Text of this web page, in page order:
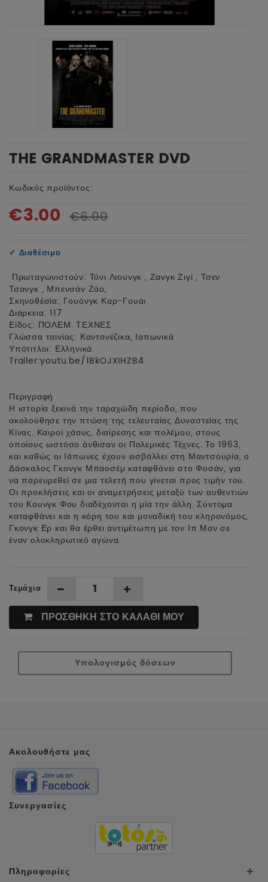
THE GRANDMASTER DVD
Κωδικός προϊόντος:
€3.00 €6.00
✓ Διαθέσιμο
Πρωταγωνιστούν: Τόνι Λιουνγκ , Ζανγκ Ζιγί , Τσεν
Τσανγκ , Μπενσάν Ζάο,
Σκηνοθέσία: Γουόνγκ Καρ-Γουάι
Διάρκεια: 117
Είδος: ΠΟΛΕΜ. ΤΕΧΝΕΣ
Γλώσσα ταινίας: Καντονέζικα, Ιαπωνικά
Υπότιτλοι: Ελληνικά
Trailer:youtu.be/1BkOJXIHZB4
Περιγραφή
H ιστορία ξεκινά την ταραχώδη περίοδο, που
ακολούθησε την πτώση της τελευταίας Δυναστείας της
Κίνας. Καιροί χάους, διαίρεσης και πολέμου, στους
οποίους ωστόσο άνθισαν οι Πολεμικές Τέχνες. Το 1963,
και καθώς οι Ιάπωνες έχουν εισβάλλει στη Μαντσουρία, ο
Δάσκαλος Γκονγκ Μπαοσέμ καταφθάνει στο Φοσάν, για
να παρευρεθεί σε μια τελετή που γίνεται προς τιμήν του.
Οι προκλήσεις και οι αναμετρήσεις μεταξύ των αυθεντιών
του Κουνγκ Φου διαδέχονται η μία την άλλη. Σύντομα
καταφθάνει και η κόρη του και μοναδική του κληρονόμος,
Γκονγκ Ερ και θα έρθει αντιμέτωπη με τον Ιπ Μαν σε
έναν ολοκληρωτικό αγώνα.
Τεμάχια
ΠΡΟΣΘΗΚΗ ΣΤΟ ΚΑΛΑΘΙ ΜΟΥ
Υπολογισμός δόσεων
Ακολουθήστε μας
Συνεργασίες
Πληροφορίες +